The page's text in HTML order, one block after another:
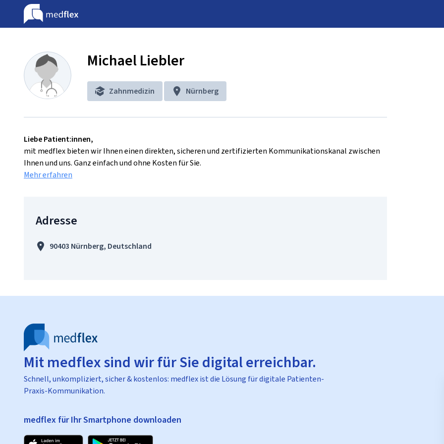
Michael Liebler
Zahnmedizin Nürnberg
Liebe Patient:innen,
mit medflex bieten wir Ihnen einen direkten, sicheren und zertifizierten Kommunikationskanal zwischen
Ihnen und uns. Ganz einfach und ohne Kosten für Sie.
Mehr erfahren
Adresse
90403 Nürnberg, Deutschland
Mit medflex sind wir für Sie digital erreichbar.
Schnell, unkompliziert, sicher & kostenlos: medflex ist die Lösung für digitale Patienten-
Praxis-Kommunikation.
medflex für Ihr Smartphone downloaden